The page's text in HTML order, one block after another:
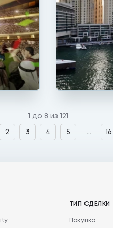
1 до 8 из 121
2 3 4 5 ... 16
ТИП СДЕЛКИ
Покупка